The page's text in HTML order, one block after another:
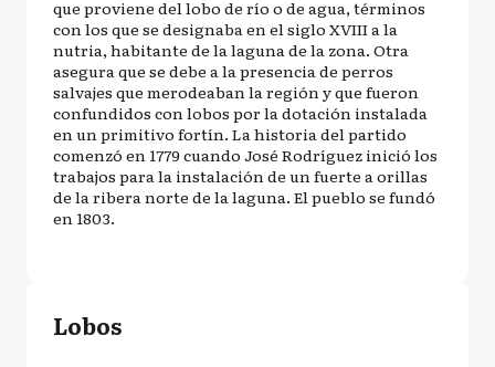
que proviene del lobo de río o de agua, términos
con los que se designaba en el siglo XVIII a la
nutria, habitante de la laguna de la zona. Otra
asegura que se debe a la presencia de perros
salvajes que merodeaban la región y que fueron
confundidos con lobos por la dotación instalada
en un primitivo fortín. La historia del partido
comenzó en 1779 cuando José Rodríguez inició los
trabajos para la instalación de un fuerte a orillas
de la ribera norte de la laguna. El pueblo se fundó
en 1803.
Lobos